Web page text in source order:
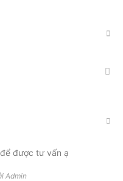
để được tư vấn ạ
Admin